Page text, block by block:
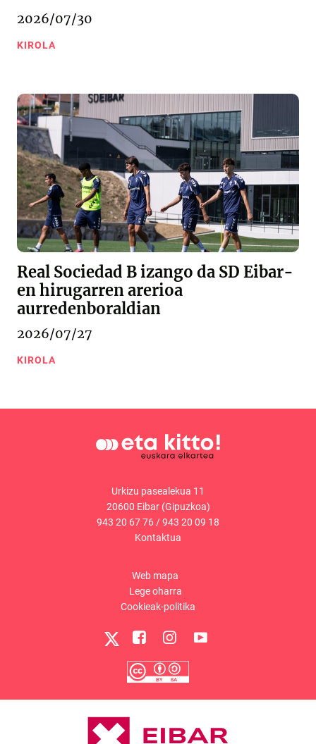
2026/07/30
KIROLA
Real Sociedad B izango da SD Eibar-
en hirugarren arerioa
aurredenboraldian
2026/07/27
KIROLA
Urkizu pasealekua 11
20600 Eibar (Gipuzkoa)
943 20 67 76/943 20 09 18
Kontaktua
Web mapa
Lege oharra
Cookieak-politika